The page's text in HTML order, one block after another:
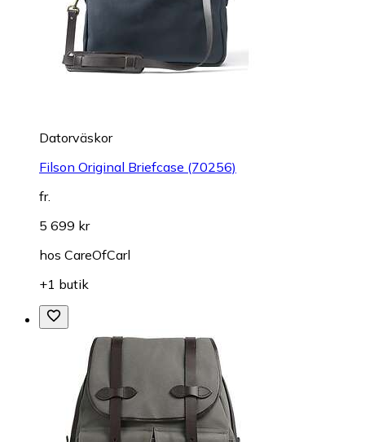
Datorväskor
Filson Original Briefcase (70256)
fr.
5 699 kr
hos CareOfCarl
+1 butik